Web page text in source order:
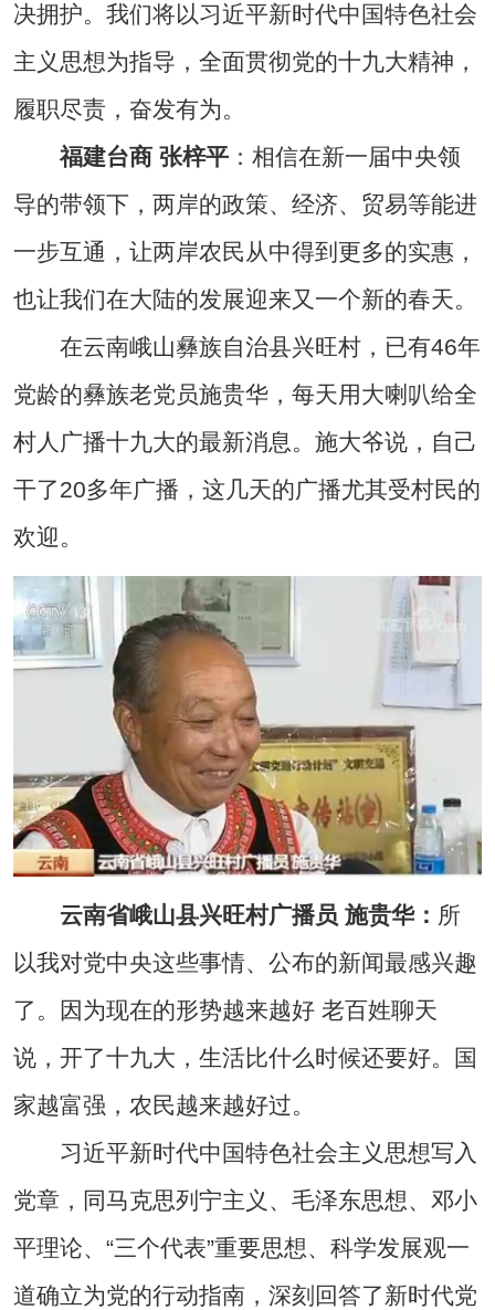
决拥护。我们将以习近平新时代中国特色社会
主义思想为指导，全面贯彻党的十九大精神，
履职尽责，奋发有为。
福建台商 张梓平：相信在新一届中央领
导的带领下，两岸的政策、经济、贸易等能进
一步互通，让两岸农民从中得到更多的实惠，
也让我们在大陆的发展迎来又一个新的春天。
在云南峨山彝族自治县兴旺村，已有46年
党龄的彝族老党员施贵华，每天用大喇叭给全
村人广播十九大的最新消息。施大爷说，自己
干了20多年广播，这几天的广播尤其受村民的
欢迎。
云南省峨山县兴旺村广播员 施贵华： 所
以我对党中央这些事情、公布的新闻最感兴趣
了。因为现在的形势越来越好 老百姓聊天
说，开了十九大，生活比什么时候还要好。国
家越富强，农民越来越好过。
习近平新时代中国特色社会主义思想写入
党章，同马克思列宁主义、毛泽东思想、邓小
平理论、“三个代表”重要思想、科学发展观一
道确立为党的行动指南，深刻回答了新时代党